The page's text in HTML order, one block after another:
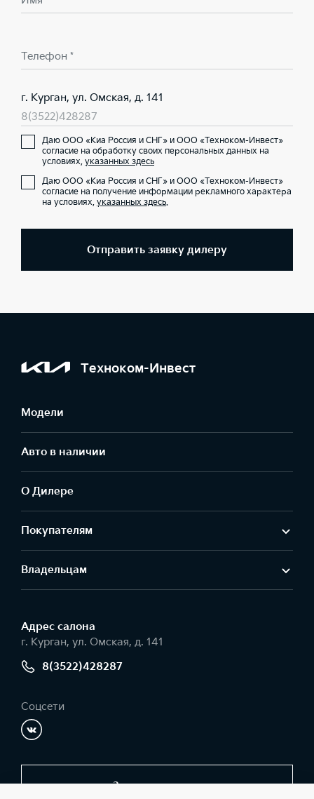
Телефон *
г. Курган, ул. Омская, д. 141
8(3522)428287
Даю ООО «Киа Россия и СНГ» и ООО «Техноком-Инвест»
согласие на обработку своих персональных данных на
условиях, указанных здесь
Даю ООО «Киа Россия и СНГ» и ООО «Техноком-Инвест»
согласие на получение информации рекламного характера
на условиях, указанных здесь.
Отправить заявку дилеру
Техноком-Инвест
Модели
Авто в наличии
О Дилере
Покупателям
Владельцам
Адрес салонa
г. Курган, ул. Омская, д. 141
8(3522)428287
Соцсети
Заказать звонок